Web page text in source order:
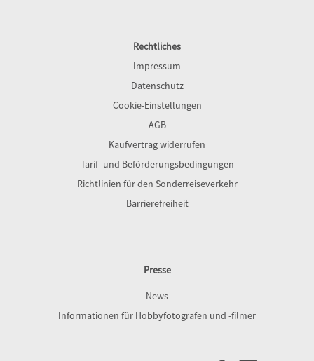
Rechtliches
Impressum
Datenschutz
Cookie-Einstellungen
AGB
Kaufvertrag widerrufen
Tarif- und Beförderungsbedingungen
Richtlinien für den Sonderreiseverkehr
Barrierefreiheit
Presse
News
Informationen für Hobbyfotografen und -filmer